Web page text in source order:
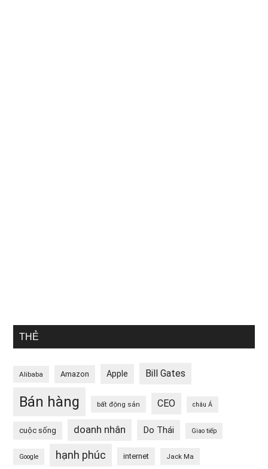
THẺ
Alibaba Amazon Apple Bill Gates
Bán hàng bất động sản CEO châu Á
cuộc sống doanh nhân Do Thái Giao tiếp
Google hạnh phúc internet Jack Ma